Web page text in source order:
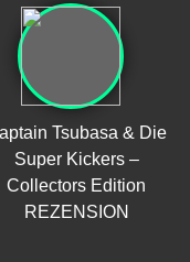
Tsubasa & Die
Super Kickers –
Collectors Edition
REZENSION